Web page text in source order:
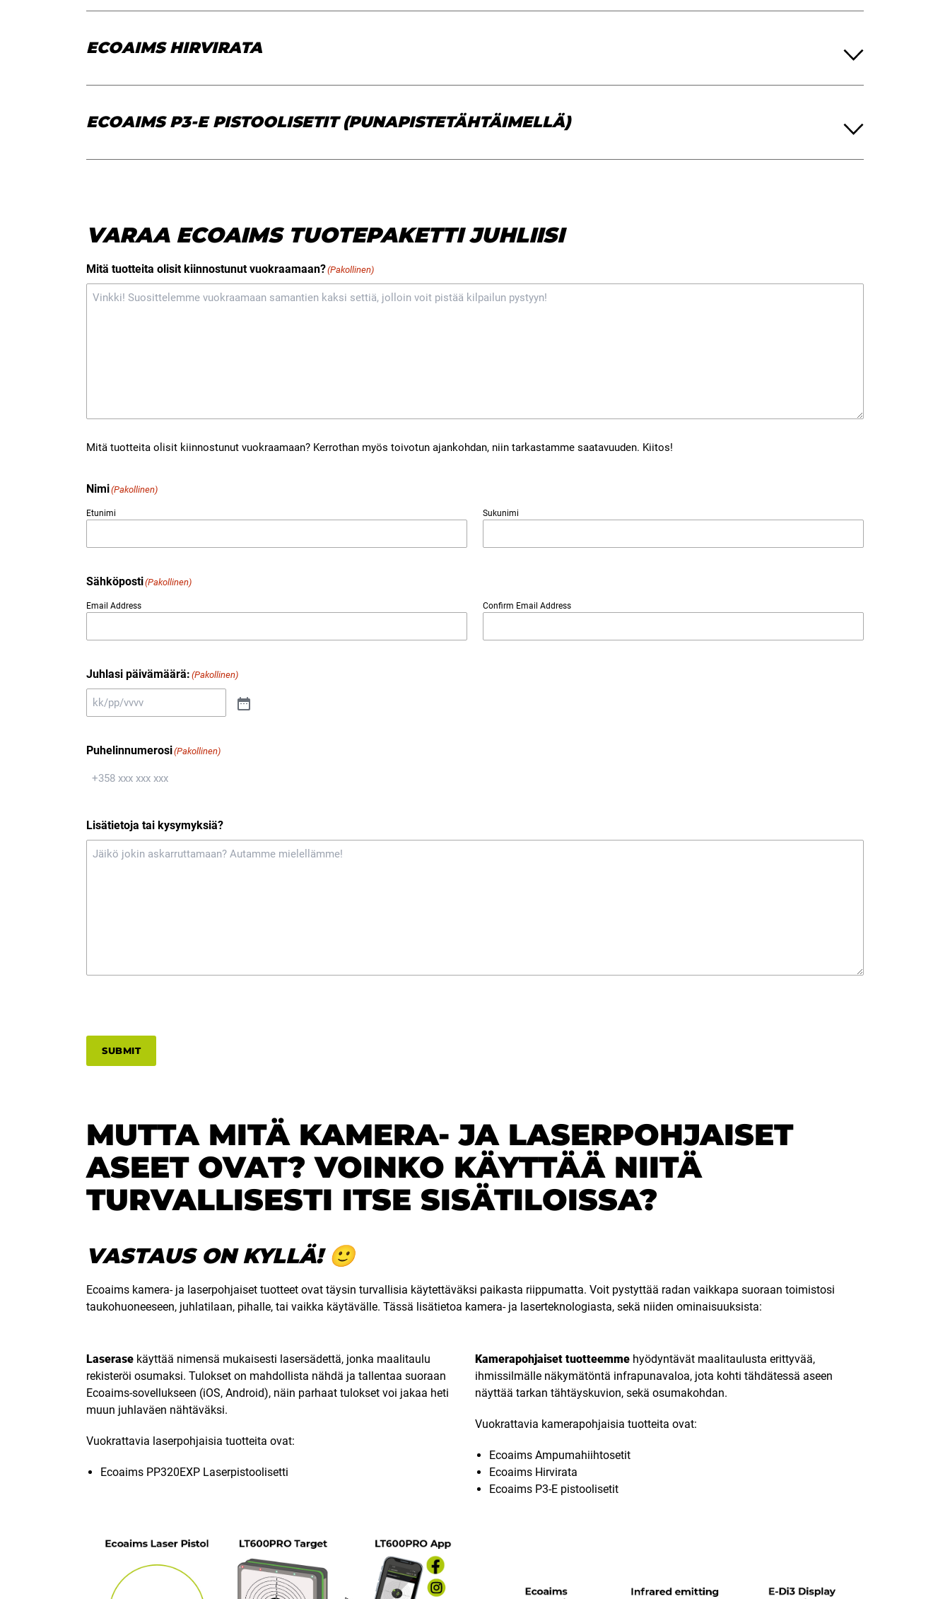
ECOAIMS HIRVIRATA
ECOAIMS P3-E PISTOOLISETIT (PUNAPISTETÄHTÄIMELLÄ)
VARAA ECOAIMS TUOTEPAKETTI JUHLIISI
Mitä tuotteita olisit kiinnostunut vuokraamaan?(Pakollinen)
Mitä tuotteita olisit kiinnostunut vuokraamaan? Kerrothan myös toivotun ajankohdan, niin tarkastamme saatavuuden. Kiitos!
Nimi(Pakollinen)
Etunimi Sukunimi
Sähköposti(Pakollinen)
Email Address Confirm Email Address
Juhlasi päivämäärä: (Pakollinen)
Puhelinnumerosi(Pakollinen)
Lisätietoja tai kysymyksiä?
SUBMIT
MUTTA MITÄ KAMERA- JA LASERPOHJAISET
ASEET OVAT? VOINKO KÄYTTÄÄ NIITÄ
TURVALLISESTI ITSE SISÄTILOISSA?
VASTAUS ON KYLLÄ! 🙂
Ecoaims kamera- ja laserpohjaiset tuotteet ovat täysin turvallisia käytettäväksi paikasta riippumatta. Voit pystyttää radan vaikkapa suoraan toimistosi
taukohuoneeseen, juhlatilaan, pihalle, tai vaikka käytävälle. Tässä lisätietoa kamera- ja laserteknologiasta, sekä niiden ominaisuuksista:
Laserase käyttää nimensä mukaisesti lasersädettä, jonka maalitaulu
rekisteröi osumaksi. Tulokset on mahdollista nähdä ja tallentaa suoraan
Ecoaims-sovellukseen (iOS, Android), näin parhaat tulokset voi jakaa heti
muun juhlaväen nähtäväksi.
Vuokrattavia laserpohjaisia tuotteita ovat:
Ecoaims PP320EXP Laserpistoolisetti
Kamerapohjaiset tuotteemme hyödyntävät maalitaulusta erittyvää,
ihmissilmälle näkymätöntä infrapunavaloa, jota kohti tähdätessä aseen
näyttää tarkan tähtäyskuvion, sekä osumakohdan.
Vuokrattavia kamerapohjaisia tuotteita ovat:
Ecoaims Ampumahiihtosetit
Ecoaims Hirvirata
Ecoaims P3-E pistoolisetit